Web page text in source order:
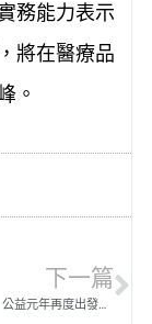
務能力表示
將在醫療品
。
下一篇